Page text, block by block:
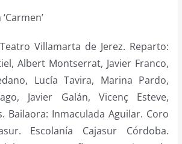
Villamarta de Jerez. Reparto:
Albert Montserrat, Javier Franco,
Lucía Tavira, Marina Pardo,
Javier Galán, Vicenç Esteve,
Bailaora: Inmaculada Aguilar. Coro
Escolanía Cajasur Córdoba.